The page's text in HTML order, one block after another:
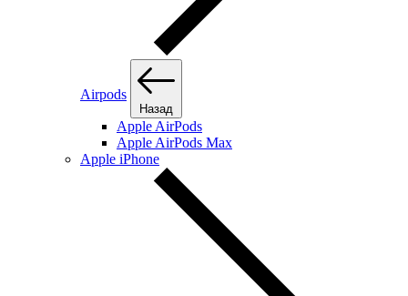
Airpods
Назад
Apple AirPods
Apple AirPods Max
Apple iPhone